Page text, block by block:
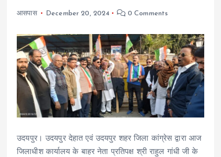
आसपास December 20, 2024 0 Comments
उदयपुर। उदयपुर देहात एवं उदयपुर शहर जिला कांग्रेस द्वारा आज
जिलाधीश कार्यालय के बाहर नेता प्रतिपक्ष श्री राहुल गांधी जी के